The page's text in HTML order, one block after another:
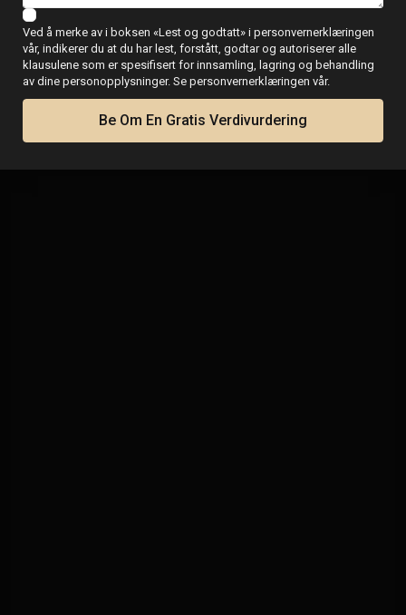
Virtuell visning
Ved å merke av i boksen «Lest og godtatt» i personvernerklæringen
vår, indikerer du at du har lest, forstått, godtar og autoriserer alle
klausulene som er spesifisert for innsamling, lagring og behandling
av dine personopplysninger. Se personvernerklæringen vår.
Be Om En Gratis Verdivurdering